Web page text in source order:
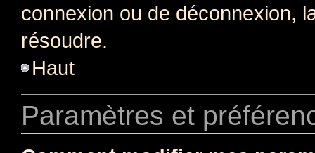
connexion ou de déconnexion,
résoudre.
Haut
Paramètres et